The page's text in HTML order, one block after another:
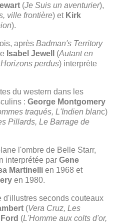
(Je Suis un aventurier),
ville frontière) et Kirk
).
après Badman's Territory
Isabel Jewell (Autant en
perdus) interprète
du western dans les
: George Montgomery
traqués, L'Indien blanc)
Pillards, Le Barrage de
l'ombre de Belle Starr,
interprétée par Gene
Martinelli en 1968 et
en 1980.
d'illustres seconds couteaux
(Vera Cruz, Les
(L'Homme aux colts d'or,